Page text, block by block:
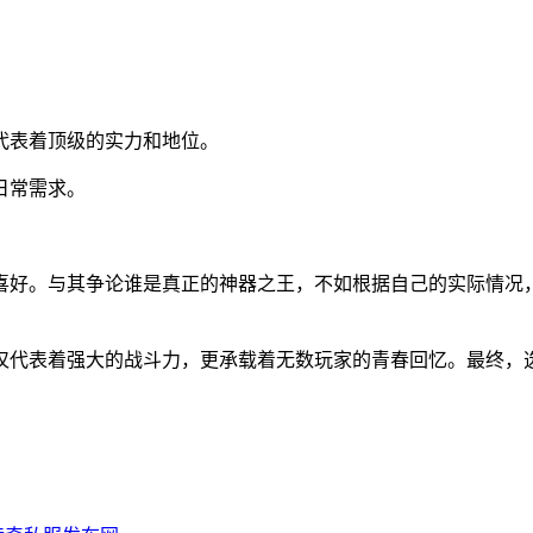
着顶级的实力和地位。
需求。
。与其争论谁是真正的神器之王，不如根据自己的实际情
表着强大的战斗力，更承载着无数玩家的青春回忆。最终